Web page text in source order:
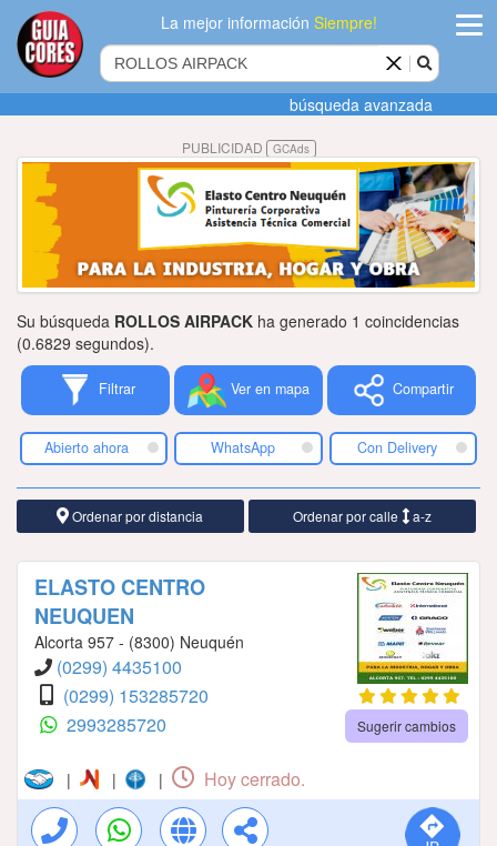
La mejor informaciónSiempre!
Agregar
empresa
Actualizar
datos
Publicidad
Tiendacores
Contactenos
búsqueda avanzada
PUBLICIDAD GCAds
Su búsqueda ROLLOS AIRPACK ha generado 1 coincidencias
(0.6829 segundos).
Filtrar Ver en mapa Compartir
Abierto ahora WhatsApp Con Delivery
Ordenar por distancia Ordenar por calle a-z
ELASTO CENTRO
NEUQUEN
Alcorta 957 - (8300) Neuquén
(0299) 4435100
(0299) 153285720
2993285720
Sugerir cambios
| | | Hoy cerrado.